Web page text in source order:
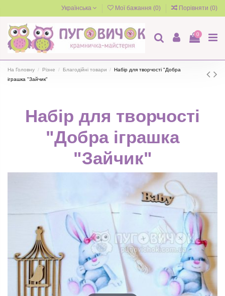
Українська Мої бажання (0) Порівняти (0)
0
На Головну Різне Благодійні товари
Набір для творчості "Добра
іграшка "Зайчик"
Набір для творчості
"Добра іграшка
"Зайчик"